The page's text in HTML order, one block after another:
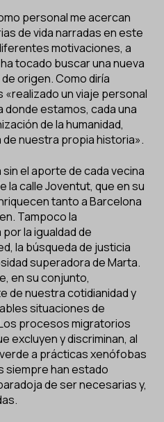
personal me acercan
de vida narradas en este
motivaciones, a
tocado buscar una nueva
origen. Como diría
un viaje personal
estamos, cada una
de la humanidad,
nuestra propia historia».
el aporte de cada vecina
la calle Joventut, que en su
tanto a Barcelona
Tampoco la
la igualdad de
la búsqueda de justicia
superadora de Marta.
en su conjunto,
de nuestra cotidianidad y
situaciones de
procesos migratorios
excluyen y discriminan, al
a prácticas xenófobas
siempre han estado
de ser necesarias y,